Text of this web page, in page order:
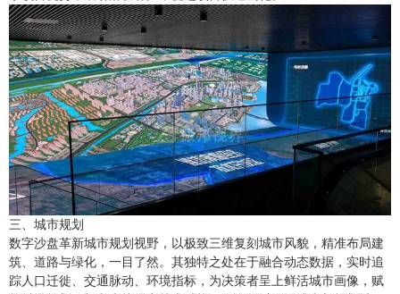
三、城市规划
数字沙盘革新城市规划视野，以极致三维复刻城市风貌，精准布局建
筑、道路与绿化，一目了然。其独特之处在于融合动态数据，实时追
踪人口迁徙、交通脉动、环境指标，为决策者呈上鲜活城市画像，赋